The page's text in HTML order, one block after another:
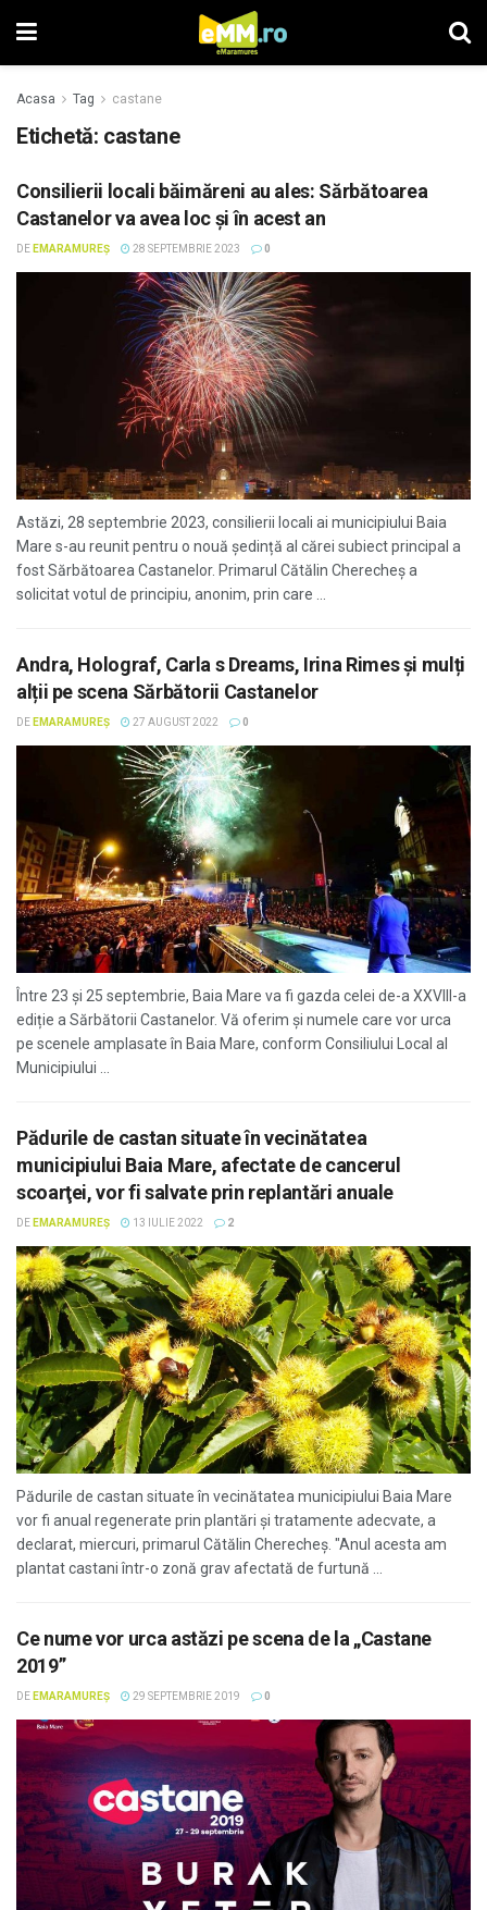
Acasa Tag castane
Etichetă: castane
Consilierii locali băimăreni au ales: Sărbătoarea
Castanelor va avea loc și în acest an
DE EMARAMUREȘ 28 SEPTEMBRIE 2023 0
Astăzi, 28 septembrie 2023, consilierii locali ai municipiului Baia
Mare s-au reunit pentru o nouă ședință al cărei subiect principal a
fost Sărbătoarea Castanelor. Primarul Cătălin Cherecheș a
solicitat votul de principiu, anonim, prin care ...
Andra, Holograf, Carla s Dreams, Irina Rimes și mulți
alții pe scena Sărbătorii Castanelor
DE EMARAMUREȘ 27 AUGUST 2022 0
Între 23 și 25 septembrie, Baia Mare va fi gazda celei de-a XXVIII-a
ediție a Sărbătorii Castanelor. Vă oferim și numele care vor urca
pe scenele amplasate în Baia Mare, conform Consiliului Local al
Municipiului ...
Pădurile de castan situate în vecinătatea
municipiului Baia Mare, afectate de cancerul
scoarţei, vor fi salvate prin replantări anuale
DE EMARAMUREȘ 13 IULIE 2022 2
Pădurile de castan situate în vecinătatea municipiului Baia Mare
vor fi anual regenerate prin plantări şi tratamente adecvate, a
declarat, miercuri, primarul Cătălin Cherecheş. "Anul acesta am
plantat castani într-o zonă grav afectată de furtună ...
Ce nume vor urca astăzi pe scena de la „Castane
2019”
DE EMARAMUREȘ 29 SEPTEMBRIE 2019 0